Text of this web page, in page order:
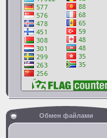
Обмен файлами